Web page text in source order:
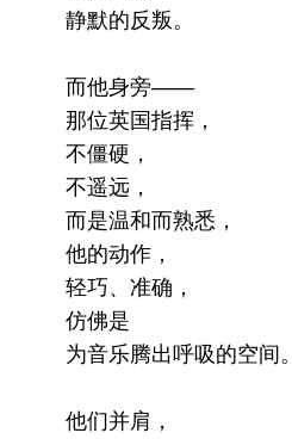
静默的反叛。
而他身旁——
那位英国指挥，
不僵硬，
不遥远，
而是温和而熟悉，
他的动作，
轻巧、准确，
仿佛是
为音乐腾出呼吸的空间。
他们并肩，